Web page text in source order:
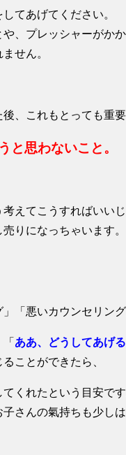
てあげてください。
、プレッシャーがかか
せん。
、これもとっても重要
思わないこと。
えてこうすればいい
りになっちゃいます。
」「悪いカウンセリン
ああ、どうしてあげ
ことができたら、
くれたという目安です
さんの氣持ちも少し